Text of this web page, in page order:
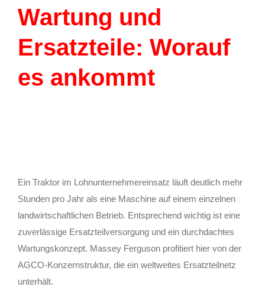
Wartung und
Ersatzteile: Worauf
es ankommt
Ein Traktor im Lohnunternehmereinsatz läuft deutlich mehr
Stunden pro Jahr als eine Maschine auf einem einzelnen
landwirtschaftlichen Betrieb. Entsprechend wichtig ist eine
zuverlässige Ersatzteilversorgung und ein durchdachtes
Wartungskonzept. Massey Ferguson profitiert hier von der
AGCO-Konzernstruktur, die ein weltweites Ersatzteilnetz
unterhält.